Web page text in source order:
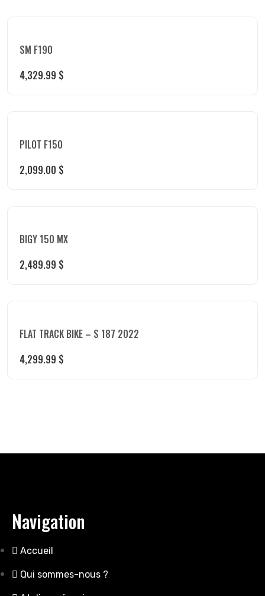
SM F190
4,329.99 $
PILOT F150
2,099.00 $
BIGY 150 MX
2,489.99 $
FLAT TRACK BIKE – S 187 2022
4,299.99 $
Navigation
Accueil
Qui sommes-nous ?